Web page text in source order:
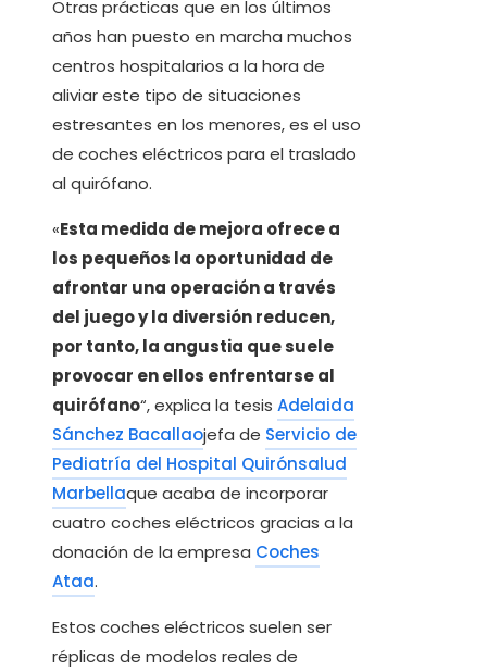
Otras prácticas que en los últimos
años han puesto en marcha muchos
centros hospitalarios a la hora de
aliviar este tipo de situaciones
estresantes en los menores, es el uso
de coches eléctricos para el traslado
al quirófano.
«Esta medida de mejora ofrece a
los pequeños la oportunidad de
afrontar una operación a través
del juego y la diversión reducen,
por tanto, la angustia que suele
provocar en ellos enfrentarse al
quirófano“, explica la tesis Adelaida
Sánchez Bacallaojefa de Servicio de
Pediatría del Hospital Quirónsalud
Marbellaque acaba de incorporar
cuatro coches eléctricos gracias a la
donación de la empresa Coches
Ataa.
Estos coches eléctricos suelen ser
réplicas de modelos reales de